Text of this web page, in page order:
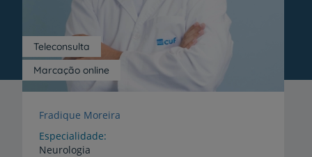
Marcação online
Teleconsulta
Fradique Moreira
Especialidade
Neurologia